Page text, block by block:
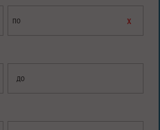
по х
до